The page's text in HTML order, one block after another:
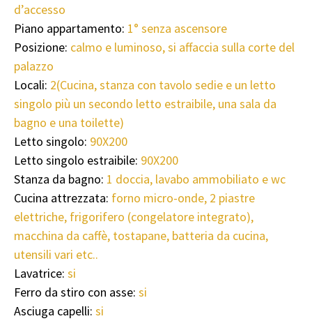
d’accesso
Piano appartamento: 1° senza ascensore
Posizione: calmo e luminoso, si affaccia sulla corte del
palazzo
Locali: 2(Cucina, stanza con tavolo sedie e un letto
singolo più un secondo letto estraibile, una sala da
bagno e una toilette)
Letto singolo: 90X200
Letto singolo estraibile: 90X200
Stanza da bagno: 1 doccia, lavabo ammobiliato e wc
Cucina attrezzata: forno micro-onde, 2 piastre
elettriche, frigorifero (congelatore integrato),
macchina da caffè, tostapane, batteria da cucina,
utensili vari etc..
Lavatrice: si
Ferro da stiro con asse: si
Asciuga capelli: si